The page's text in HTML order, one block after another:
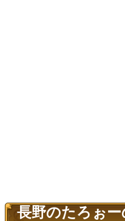
長野のたろぉ